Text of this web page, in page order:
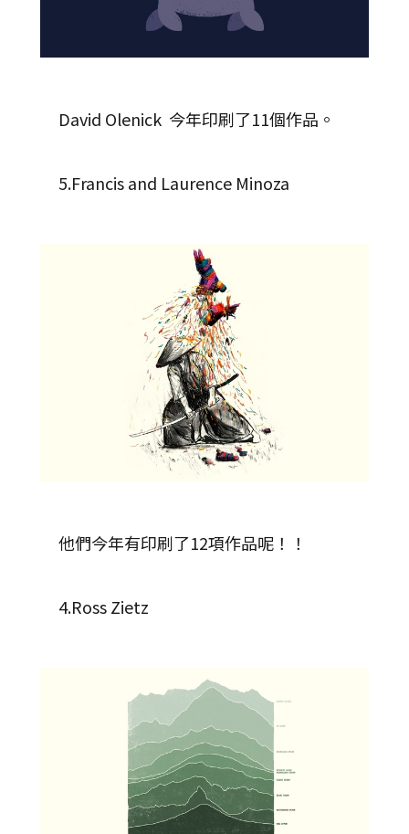
David Olenick 今年印刷了11個作品。
5.Francis and Laurence Minoza
他們今年有印刷了12項作品呢！！
4.Ross Zietz